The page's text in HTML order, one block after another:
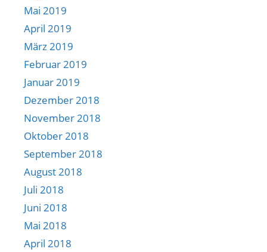
Mai 2019
April 2019
März 2019
Februar 2019
Januar 2019
Dezember 2018
November 2018
Oktober 2018
September 2018
August 2018
Juli 2018
Juni 2018
Mai 2018
April 2018